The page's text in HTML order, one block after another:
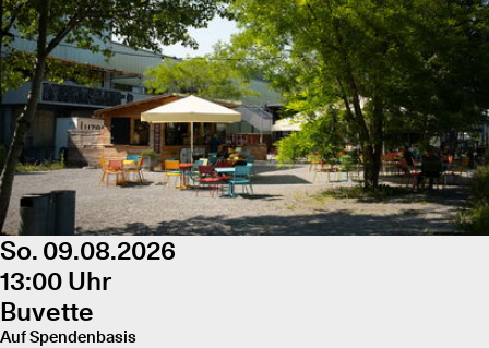
So. 09.08.2026
13:00 Uhr
Buvette
Auf Spendenbasis